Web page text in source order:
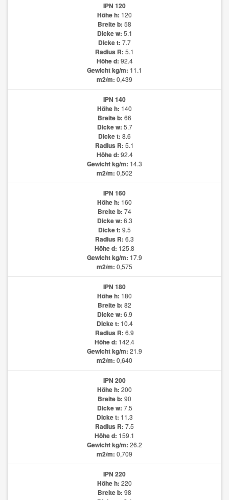
IPN 120
Höhe h: 120
Breite b: 58
Dicke w: 5.1
Dicke t: 7.7
Radius R: 5.1
Höhe d: 92.4
Gewicht kg/m: 11.1
m2/m: 0,439
IPN 140
Höhe h: 140
Breite b: 66
Dicke w: 5.7
Dicke t: 8.6
Radius R: 5.1
Höhe d: 92.4
Gewicht kg/m: 14.3
m2/m: 0,502
IPN 160
Höhe h: 160
Breite b: 74
Dicke w: 6.3
Dicke t: 9.5
Radius R: 6.3
Höhe d: 125.8
Gewicht kg/m: 17.9
m2/m: 0,575
IPN 180
Höhe h: 180
Breite b: 82
Dicke w: 6.9
Dicke t: 10.4
Radius R: 6.9
Höhe d: 142.4
Gewicht kg/m: 21.9
m2/m: 0,640
IPN 200
Höhe h: 200
Breite b: 90
Dicke w: 7.5
Dicke t: 11.3
Radius R: 7.5
Höhe d: 159.1
Gewicht kg/m: 26.2
m2/m: 0,709
IPN 220
Höhe h: 220
Breite b: 98